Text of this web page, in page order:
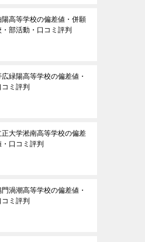
陽高等学校の偏差値・併願
・部活動・口コミ評判
広緑陽高等学校の偏差値・
コミ評判
正大学淞南高等学校の偏差
・口コミ評判
門渦潮高等学校の偏差値・
コミ評判